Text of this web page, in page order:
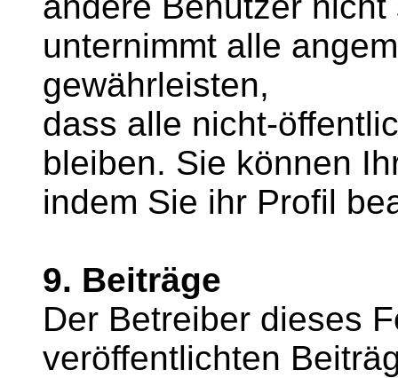
unternimmt alle
gewährleisten,
dass alle nicht-
bleiben. Sie können
indem Sie ihr Profil
9. Beiträge
Der Betreiber dieses
veröffentlichten